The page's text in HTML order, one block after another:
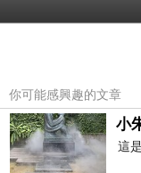
你可能感興趣的文章
小
這